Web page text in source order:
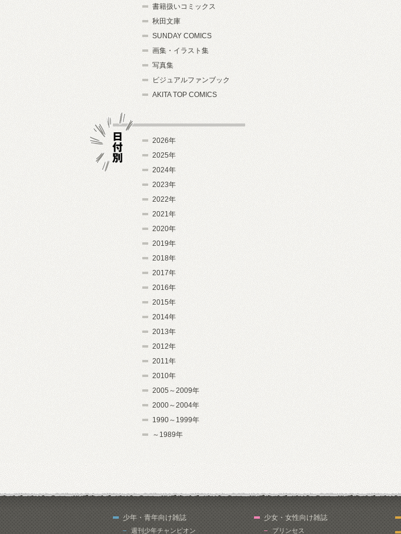
書籍扱いコミックス
秋田文庫
SUNDAY COMICS
画集・イラスト集
写真集
ビジュアルファンブック
AKITA TOP COMICS
2026年
2025年
2024年
2023年
2022年
2021年
2020年
2019年
2018年
2017年
2016年
2015年
2014年
2013年
2012年
2011年
2010年
2005～2009年
2000～2004年
1990～1999年
～1989年
少年・青年向け雑誌
週刊少年チャンピオン
少女・女性向け雑誌
プリンセス